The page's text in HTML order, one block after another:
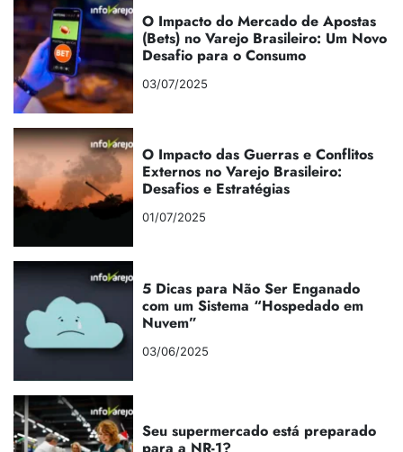
O Impacto do Mercado de Apostas
(Bets) no Varejo Brasileiro: Um Novo
Desafio para o Consumo
03/07/2025
O Impacto das Guerras e Conflitos
Externos no Varejo Brasileiro:
Desafios e Estratégias
01/07/2025
5 Dicas para Não Ser Enganado
com um Sistema “Hospedado em
Nuvem”
03/06/2025
Seu supermercado está preparado